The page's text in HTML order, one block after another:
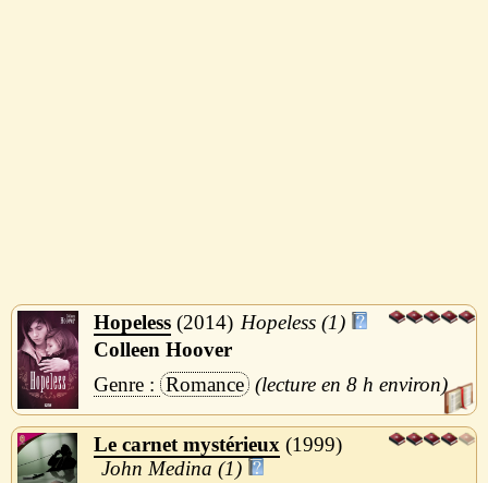
Hopeless 2014
Hopeless (1)
Colleen Hoover
Romance
8 h
Le carnet mystérieux
1999
John Medina (1)